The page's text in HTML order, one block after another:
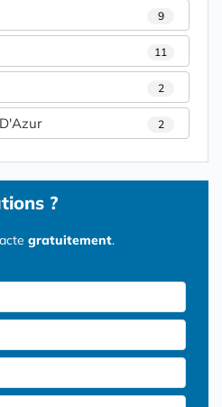
9
11
2
2
?
gratuitement.